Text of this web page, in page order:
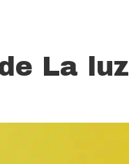
La luz